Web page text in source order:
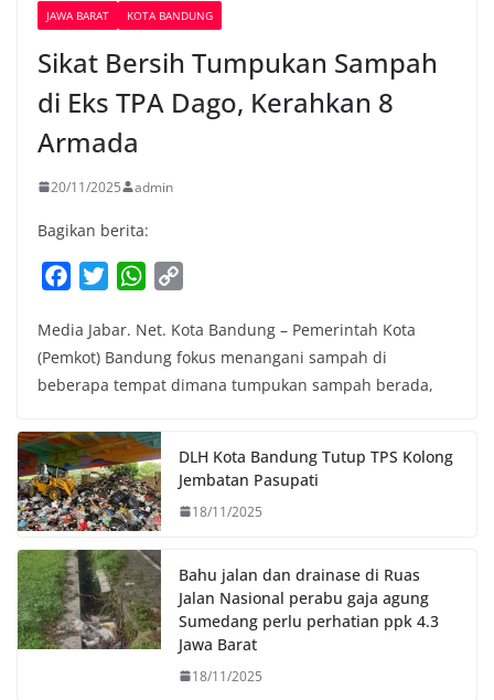
JAWA BARAT KOTA BANDUNG
Sikat Bersih Tumpukan Sampah
di Eks TPA Dago, Kerahkan 8
Armada
20/11/2025 admin
Bagikan berita:
c
e
b
o
k
i
t
t
r
W
a
t
s
p
p
p
y
L
n
k
Media Jabar. Net. Kota Bandung – Pemerintah Kota
(Pemkot) Bandung fokus menangani sampah di
beberapa tempat dimana tumpukan sampah berada,
DLH Kota Bandung Tutup TPS Kolong
Jembatan Pasupati
18/11/2025
Bahu jalan dan drainase di Ruas
Jalan Nasional perabu gaja agung
Sumedang perlu perhatian ppk 4.3
Jawa Barat
18/11/2025